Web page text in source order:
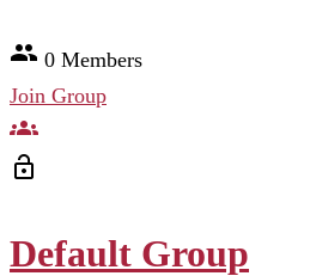
group 0 Members
Join Group
groups
lock_open
Default Group